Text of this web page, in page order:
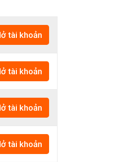
tài khoản
tài khoản
tài khoản
tài khoản